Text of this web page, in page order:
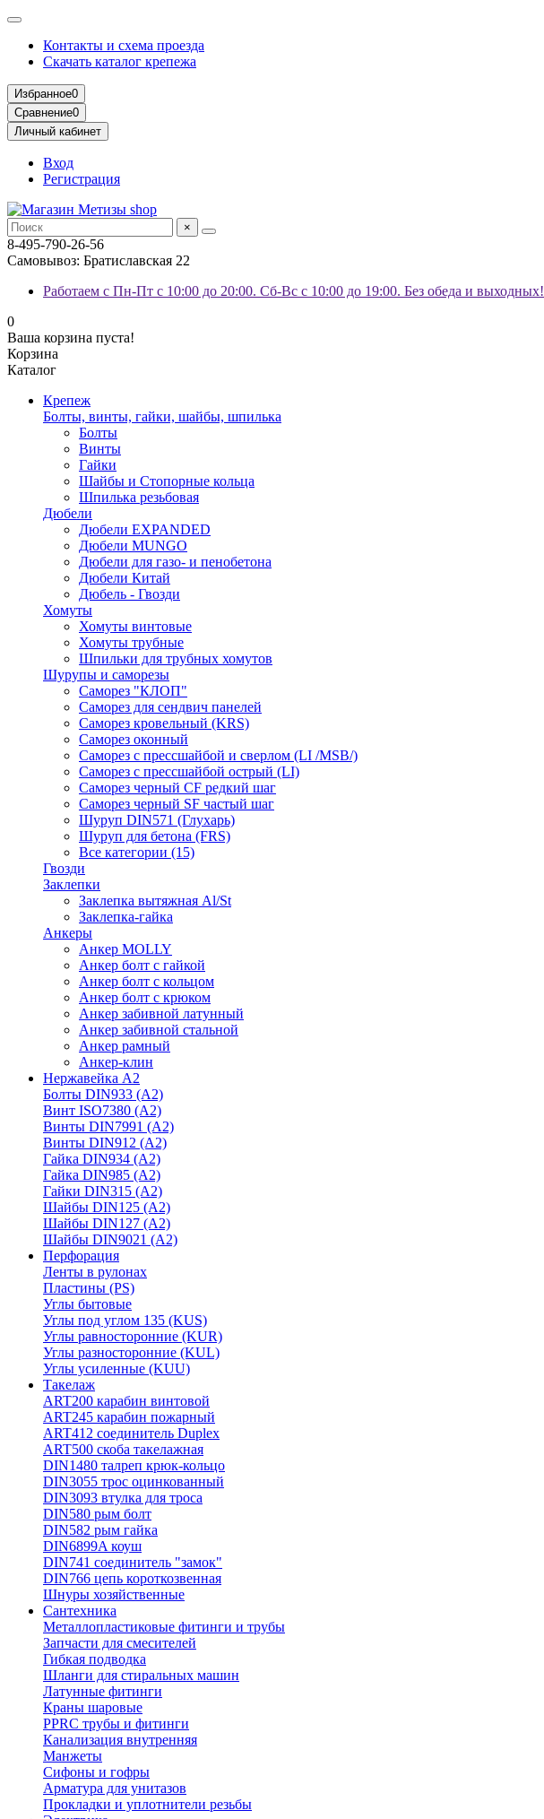
Контакты и схема проезда
Скачать каталог крепежа
Избранное0
Сравнение0
Личный кабинет
Вход
Регистрация
×
8-495-790-26-56
Самовывоз: Братиславская 22
Работаем с Пн-Пт с 10:00 до 20:00. Сб-Вс с 10:00 до 19:00. Без обеда и выходных!
0
Ваша корзина пуста!
Корзина
Каталог
Крепеж
Болты, винты, гайки, шайбы, шпилька
Болты
Винты
Гайки
Шайбы и Стопорные кольца
Шпилька резьбовая
Дюбели
Дюбели EXPANDED
Дюбели MUNGO
Дюбели для газо- и пенобетона
Дюбели Китай
Дюбель - Гвозди
Хомуты
Хомуты винтовые
Хомуты трубные
Шпильки для трубных хомутов
Шурупы и саморезы
Саморез "КЛОП"
Саморез для сендвич панелей
Саморез кровельный (KRS)
Саморез оконный
Саморез с прессшайбой и сверлом (LI /MSB/)
Саморез с прессшайбой острый (LI)
Саморез черный CF редкий шаг
Саморез черный SF частый шаг
Шуруп DIN571 (Глухарь)
Шуруп для бетона (FRS)
Все категории (15)
Гвозди
Заклепки
Заклепка вытяжная Al/St
Заклепка-гайка
Анкеры
Анкер MOLLY
Анкер болт с гайкой
Анкер болт с кольцом
Анкер болт с крюком
Анкер забивной латунный
Анкер забивной стальной
Анкер рамный
Анкер-клин
Нержавейка А2
Болты DIN933 (A2)
Винт ISO7380 (A2)
Винты DIN7991 (A2)
Винты DIN912 (A2)
Гайка DIN934 (A2)
Гайка DIN985 (A2)
Гайки DIN315 (A2)
Шайбы DIN125 (A2)
Шайбы DIN127 (A2)
Шайбы DIN9021 (A2)
Перфорация
Ленты в рулонах
Пластины (PS)
Углы бытовые
Углы под углом 135 (KUS)
Углы равносторонние (KUR)
Углы разносторонние (KUL)
Углы усиленные (KUU)
Такелаж
ART200 карабин винтовой
ART245 карабин пожарный
ART412 соединитель Duplex
ART500 скоба такелажная
DIN1480 талреп крюк-кольцо
DIN3055 трос оцинкованный
DIN3093 втулка для троса
DIN580 рым болт
DIN582 рым гайка
DIN6899A коуш
DIN741 соединитель "замок"
DIN766 цепь короткозвенная
Шнуры хозяйственные
Сантехника
Металлопластиковые фитинги и трубы
Запчасти для смесителей
Гибкая подводка
Шланги для стиральных машин
Латунные фитинги
Краны шаровые
PPRC трубы и фитинги
Канализация внутренняя
Манжеты
Сифоны и гофры
Арматура для унитазов
Прокладки и уплотнители резьбы